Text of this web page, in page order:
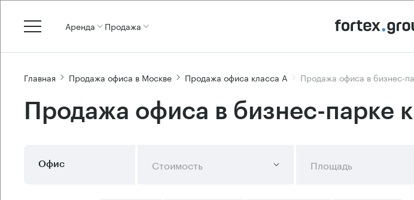
Аренда Продажа
Главная Продажа офиса в Москве Продажа офиса класса А Продажа офиса в бизнес-
Продажа офиса в бизнес-парке
Офис Стоимость Площадь